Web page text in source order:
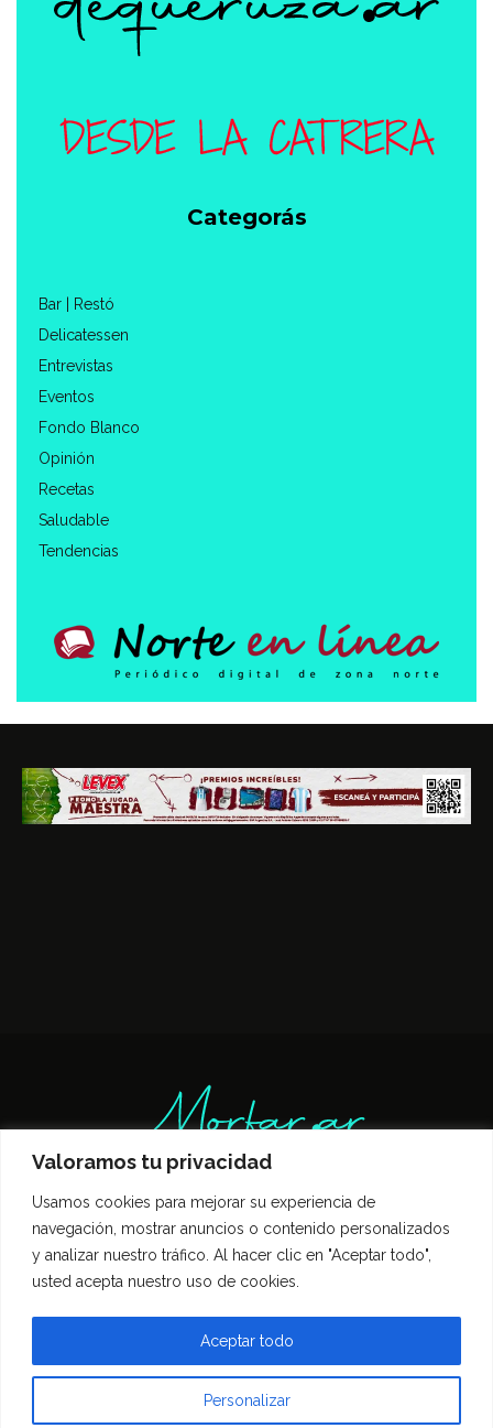
Valoramos tu privacidad
Usamos cookies para mejorar su experiencia de
navegación, mostrar anuncios o contenido personalizados
y analizar nuestro tráfico. Al hacer clic en "Aceptar todo",
usted acepta nuestro uso de cookies.
Personalizar
Aceptar todo
Categorás
Bar | Restó
Delicatessen
Entrevistas
Eventos
Fondo Blanco
Opinión
Recetas
Saludable
Tendencias
Inicio Entrevistas
Guía Gastronómica
Contacto